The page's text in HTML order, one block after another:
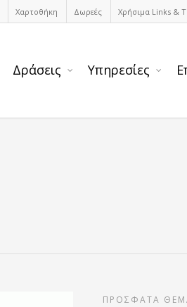
Χαρτοθήκη Δωρεές Χρήσιμα Links &
Δράσεις Υπηρεσίες
ΠΡΟΣΦΑΤΑ